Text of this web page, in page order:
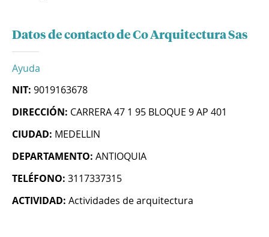
Datos de contacto de Co Arquitectura Sas
Ayuda
NIT: 9019163678
DIRECCIÓN: CARRERA 47 1 95 BLOQUE 9 AP 401
CIUDAD: MEDELLIN
DEPARTAMENTO: ANTIOQUIA
TELÉFONO: 3117337315
ACTIVIDAD: Actividades de arquitectura